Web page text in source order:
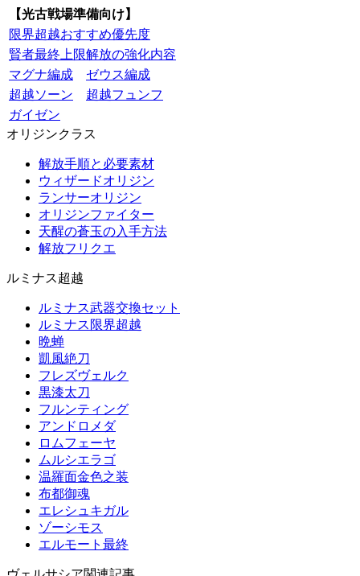
【光古戦場準備向け】
限界超越おすすめ優先度
賢者最終上限解放の強化内容
マグナ編成
ゼウス編成
超越ソーン
超越フュンフ
ガイゼン
オリジンクラス
解放手順と必要素材
ウィザードオリジン
ランサーオリジン
オリジンファイター
天醒の蒼玉の入手方法
解放フリクエ
ルミナス超越
ルミナス武器交換セット
ルミナス限界超越
晩蝉
凱風絶刀
フレズヴェルク
黒漆太刀
フルンティング
アンドロメダ
ロムフェーヤ
ムルシエラゴ
温羅面金色之装
布都御魂
エレシュキガル
ゾーシモス
エルモート最終